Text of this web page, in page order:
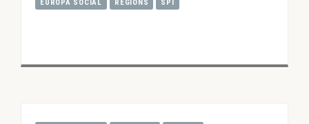
EUROPA SOCIAL
REGIONS SPI